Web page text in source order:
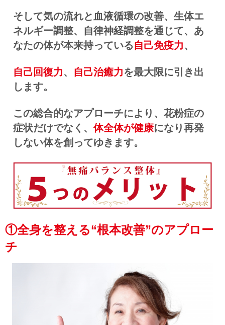
そして気の流れと血液循環の改善、生体エ
ネルギー調整、自律神経調整を通じて、あ
なたの体が本来持っている自己免疫力、
自己回復力、 自己治癒力を最大限に引き出
します。
この総合的なアプローチにより、花粉症の
症状だけでなく、 体全体が健康になり再発
しない体を創ってゆきます。
①全身を整える“根本改善”のアプロー
チ